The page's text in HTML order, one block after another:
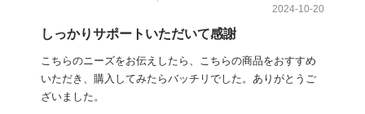
2024-10-20
しっかりサポートいただいて感謝
こちらのニーズをお伝えしたら、こちらの商品をおすすめ
いただき、購入してみたらバッチリでした。ありがとうご
ざいました。